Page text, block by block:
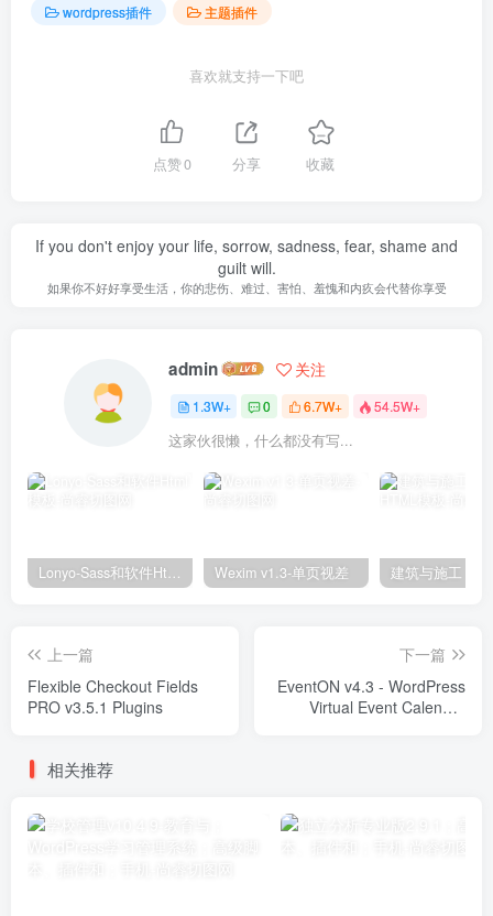
wordpress插件 主题插件
喜欢就支持一下吧
点赞0 分享 收藏
If you don't enjoy your life, sorrow, sadness, fear, shame and
guilt will.
如果你不好好享受生活，你的悲伤、难过、害怕、羞愧和内疚会代替你享受
admin 关注
1.3W+ 0 6.7W+ 54.5W+
这家伙很懒，什么都没有写...
Lonyo-Sass和软件Html模板 Wexim v1.3-单页视差
上一篇
Flexible Checkout Fields
PRO v3.5.1 Plugins
下一篇
EventON v4.3 - WordPress
Virtual Event Calendar
相关推荐